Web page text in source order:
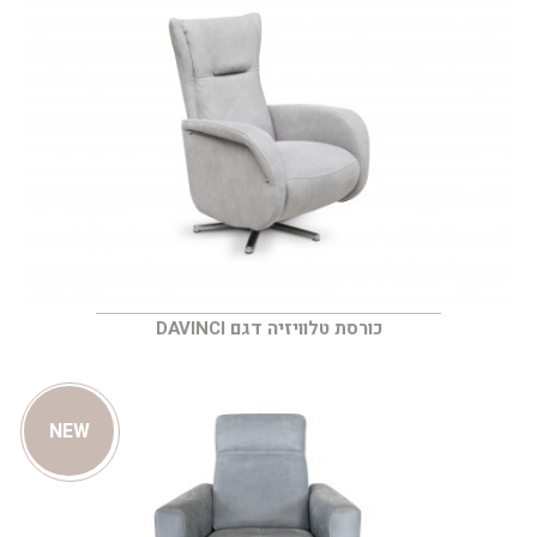
כורסת טלוויזיה דגם DAVINCI
NEW